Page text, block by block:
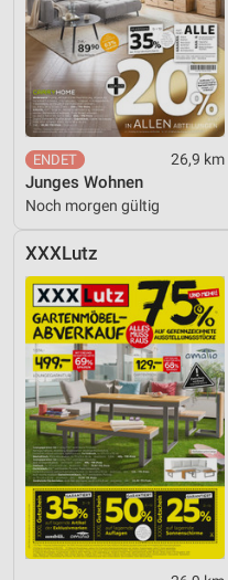
26,9 km
Junges Wohnen
Noch morgen gültig
XXXLutz